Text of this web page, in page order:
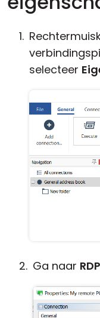
selecteer
Ga naar RDP